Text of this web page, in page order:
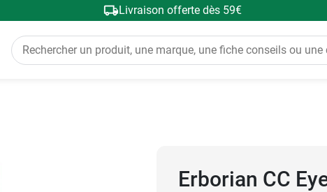
Livraison offerte dès 59€
Erborian CC